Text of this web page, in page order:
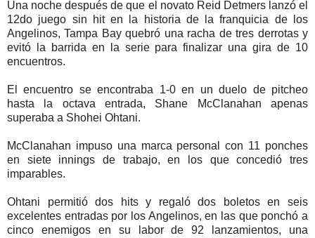
Una noche después de que el novato Reid Detmers lanzó el
12do juego sin hit en la historia de la franquicia de los
Angelinos, Tampa Bay quebró una racha de tres derrotas y
evitó la barrida en la serie para finalizar una gira de 10
encuentros.
El encuentro se encontraba 1-0 en un duelo de pitcheo
hasta la octava entrada, Shane McClanahan apenas
superaba a Shohei Ohtani.
McClanahan impuso una marca personal con 11 ponches
en siete innings de trabajo, en los que concedió tres
imparables.
Ohtani permitió dos hits y regaló dos boletos en seis
excelentes entradas por los Angelinos, en las que ponchó a
cinco enemigos en su labor de 92 lanzamientos, una